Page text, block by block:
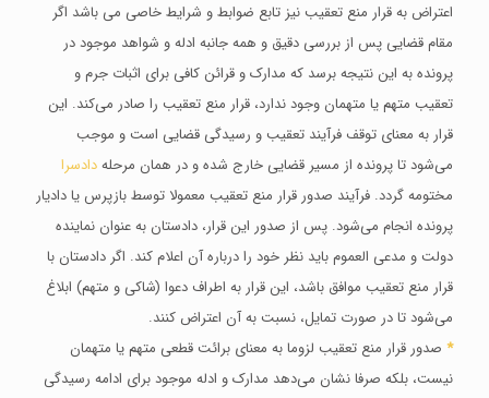
اعتراض به قرار منع تعقیب نیز تابع ضوابط و شرایط خاصی می باشد اگر
مقام قضایی پس از بررسی دقیق و همه جانبه ادله و شواهد موجود در
پرونده به این نتیجه برسد که مدارک و قرائن کافی برای اثبات جرم و
تعقیب متهم یا متهمان وجود ندارد، قرار منع تعقیب را صادر می‌کند. این
قرار به معنای توقف فرآیند تعقیب و رسیدگی قضایی است و موجب
می‌شود تا پرونده از مسیر قضایی خارج شده و در همان مرحلهدادسرا
مختومه گردد. فرآیند صدور قرار منع تعقیب معمولا توسط بازپرس یا دادیار
پرونده انجام می‌شود. پس از صدور این قرار، دادستان به عنوان نماینده
دولت و مدعی العموم باید نظر خود را درباره آن اعلام کند. اگر دادستان با
قرار منع تعقیب موافق باشد، این قرار به اطراف دعوا (شاکی و متهم) ابلاغ
می‌شود تا در صورت تمایل، نسبت به آن اعتراض کنند.
* صدور قرار منع تعقیب لزوما به معنای برائت قطعی متهم یا متهمان
نیست، بلکه صرفا نشان می‌دهد مدارک و ادله موجود برای ادامه رسیدگی